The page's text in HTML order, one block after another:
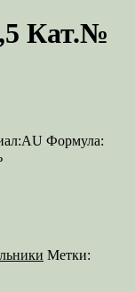
Кат.№
Формула:
Метки: